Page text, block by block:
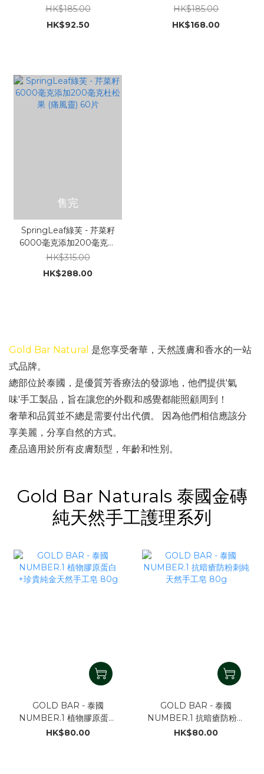
(安睡寶) 30片 (原裝行貨)
(10月到期)
HK$185.00
HK$92.50
膠囊
HK$185.00
HK$168.00
售完
SpringLeaf綠芙 - 芹菜籽
6000毫克添加200毫克杜
松果 (痛風靈) 60片
HK$315.00
HK$288.00
Gold Bar Natural 是您享受奢華，天然護膚和香水的一站
式品牌。
總部位於泰國，是優質芳香療法的發源地，他們提供'氣
味'手工製品，旨在讓您的外觀和感覺都能照顧周到！
奢華和品質並不總是需要付出代價。 因為他們相信應該分
享美麗，分享自然的方式。
產品適用於所有皮膚類型，年齡和性別。
Gold Bar Naturals 泰國金磚
純天然手工護理系列
GOLD BAR - 泰國
NUMBER.1 植物膠原蛋白
+珍貴純金天然手工皂
HK$80.00
GOLD BAR - 泰國
NUMBER.1 抗暗瘡防粉刺
純天然手工皂 80g
HK$80.00